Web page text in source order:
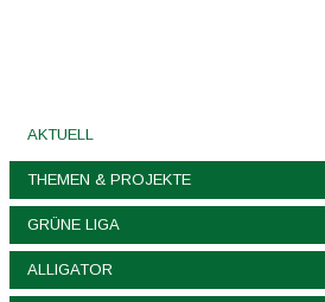
AKTUELL
THEMEN & PROJEKTE
GRÜNE LIGA
ALLIGATOR